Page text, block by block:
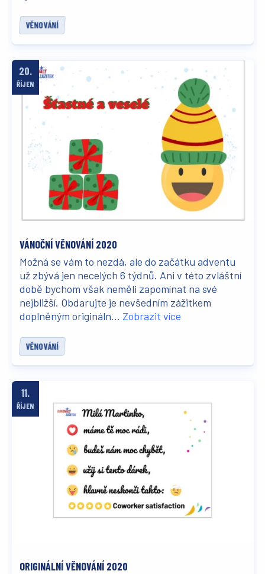
VĚNOVÁNÍ
20.
ŘÍJEN
VÁNOČNÍ VĚNOVÁNÍ 2020
Možná se vám to nezdá, ale do začátku adventu
už zbývá jen necelých 6 týdnů. Ani v této zvláštní
době bychom však neměli zapomínat na své
nejbližší. Obdarujte je nevšedním zážitkem
doplněným origináln... Zobrazit více
VĚNOVÁNÍ
11.
ŘÍJEN
ORIGINÁLNÍ VĚNOVÁNÍ 2020